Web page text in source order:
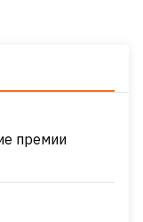
премии